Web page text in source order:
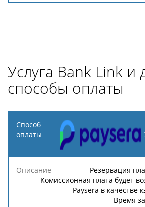
Услуга Bank Link и
способы оплаты
Способ
оплаты
Описание Процент
Резервация
Комиссионная плата будет
Paysera в качестве
Время